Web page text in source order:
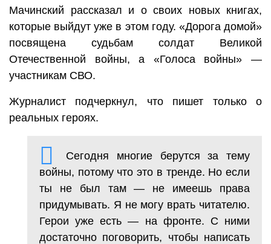
Мачинский рассказал и о своих новых книгах,
которые выйдут уже в этом году. «Дорога домой»
посвящена судьбам солдат Великой
Отечественной войны, а «Голоса войны» —
участникам СВО.
Журналист подчеркнул, что пишет только о
реальных героях.
Сегодня многие берутся за тему
войны, потому что это в тренде. Но если
ты не был там — не имеешь права
придумывать. Я не могу врать читателю.
Герои уже есть — на фронте. С ними
достаточно поговорить, чтобы написать